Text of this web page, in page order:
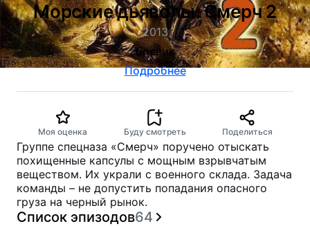
Морские дьяволы. Смерч 2
2013
боевик
Подробнее
Моя оценка Буду смотреть Поделиться
Группе спецназа «Смерч» поручено отыскать
похищенные капсулы с мощным взрывчатым
веществом. Их украли с военного склада. Задача
команды – не допустить попадания опасного
груза на черный рынок.
Список эпизодов64